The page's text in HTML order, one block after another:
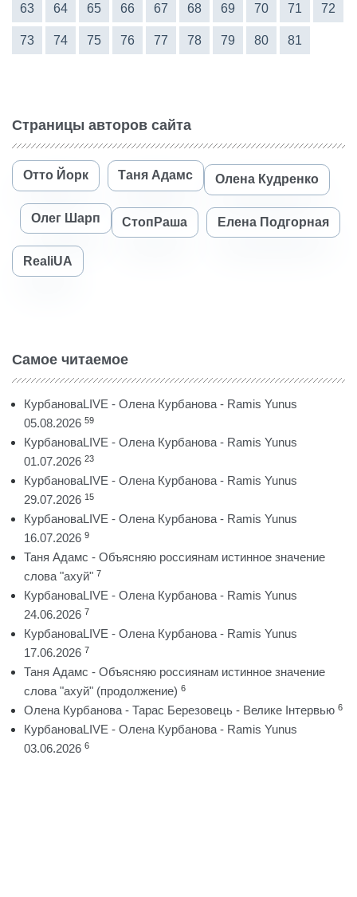
63 64 65 66 67 68 69 70 71 72
73 74 75 76 77 78 79 80 81
Страницы авторов сайта
Отто Йорк Таня Адамс Олена Кудренко
Олег Шарп СтопРаша Елена Подгорная
RealiUA
Самое читаемое
КурбановаLIVE - Олена Курбанова - Ramis Yunus
05.08.2026 59
КурбановаLIVE - Олена Курбанова - Ramis Yunus
01.07.2026 23
КурбановаLIVE - Олена Курбанова - Ramis Yunus
29.07.2026 15
КурбановаLIVE - Олена Курбанова - Ramis Yunus
16.07.2026 9
Таня Адамс - Объясняю россиянам истинное значение
слова "ахуй" 7
КурбановаLIVE - Олена Курбанова - Ramis Yunus
24.06.2026 7
КурбановаLIVE - Олена Курбанова - Ramis Yunus
17.06.2026 7
Таня Адамс - Объясняю россиянам истинное значение
слова "ахуй" (продолжение) 6
Олена Курбанова - Тарас Березовець - Велике Інтервью 6
КурбановаLIVE - Олена Курбанова - Ramis Yunus
03.06.2026 6